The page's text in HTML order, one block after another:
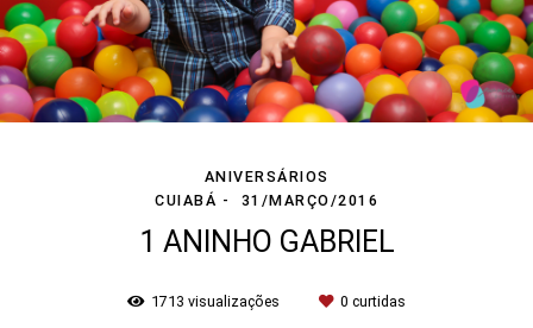
ANIVERSÁRIOS
CUIABÁ
31/MARÇO/2016
1 ANINHO GABRIEL
1713 visualizações 0 curtidas